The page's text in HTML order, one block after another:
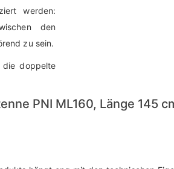
werden:
den
zu sein.
die doppelte
PNI ML160, Länge 145